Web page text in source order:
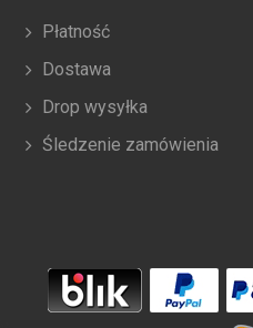
Płatność
Dostawa
Drop wysyłka
Śledzenie zamówienia